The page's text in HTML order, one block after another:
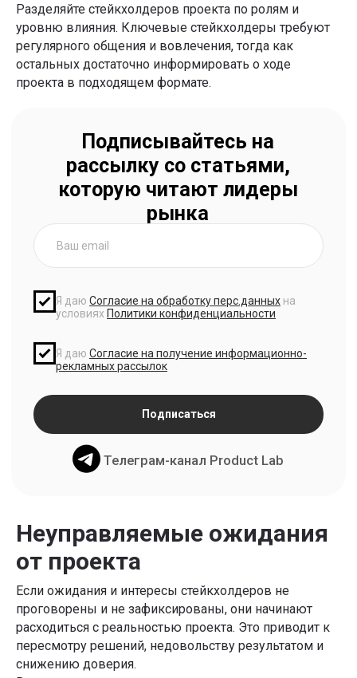
Разделяйте стейкхолдеров проекта по ролям и
уровню влияния. Ключевые стейкхолдеры требуют
регулярного общения и вовлечения, тогда как
остальных достаточно информировать о ходе
проекта в подходящем формате.
Неуправляемые ожидания
от проекта
Если ожидания и интересы стейкхолдеров не
проговорены и не зафиксированы, они начинают
расходиться с реальностью проекта. Это приводит к
пересмотру решений, недовольству результатом и
снижению доверия.